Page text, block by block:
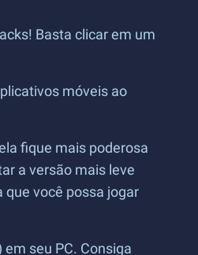
Basta clicar em um
móveis ao
fique mais poderosa
a versão mais leve
que você possa jogar
seu PC. Consiga